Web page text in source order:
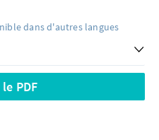
dans d'autres langues
PDF